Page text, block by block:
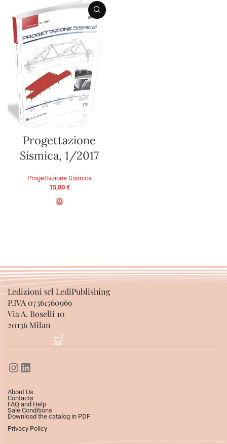
Progettazione
Sismica, 1/2017
Progettazione Sismica
15,00 €
Ledizioni srl LediPublishing
P.IVA 07361560969
Via A. Boselli 10
20136 Milan
About Us
Contacts
FAQ and Help
Sale Conditions
Download the catalog in PDF
Privacy Policy